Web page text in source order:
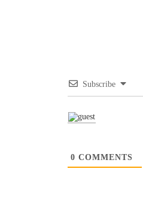
Subscribe
0 COMMENTS